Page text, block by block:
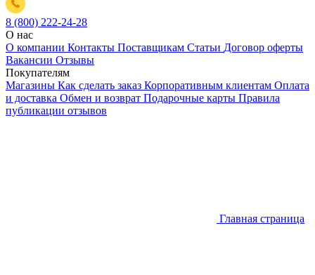
8 (800) 222-24-28
О нас
О компании Контакты Поставщикам Статьи Договор оферты
Вакансии Отзывы
Покупателям
Магазины Как сделать заказ Корпоративным клиентам Оплата
и доставка Обмен и возврат Подарочные карты Правила
публикации отзывов
Главная страница